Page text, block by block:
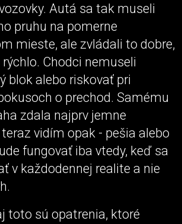
Autá sa tak museli
pruhu na pomerne
mieste, ale zvládali to dobre,
Chodci nemuseli
blok alebo riskovať pri
o prechod. Samému
zdala najprv jemne
vidím opak - pešia alebo
fungovať iba vtedy, keď sa
v každodennej realite a nie
toto sú opatrenia, ktoré